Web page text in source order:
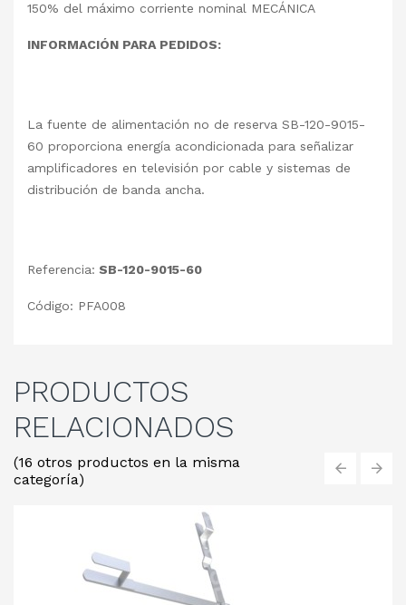
150% del máximo corriente nominal MECÁNICA
INFORMACIÓN PARA PEDIDOS:
La fuente de alimentación no de reserva SB-120-9015-
60 proporciona energía acondicionada para señalizar
amplificadores en televisión por cable y sistemas de
distribución de banda ancha.
Referencia: SB-120-9015-60
Código: PFA008
PRODUCTOS
RELACIONADOS
(16 otros productos en la misma
categoría)